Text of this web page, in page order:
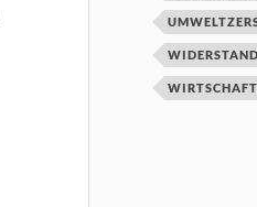
WIDERSTAND